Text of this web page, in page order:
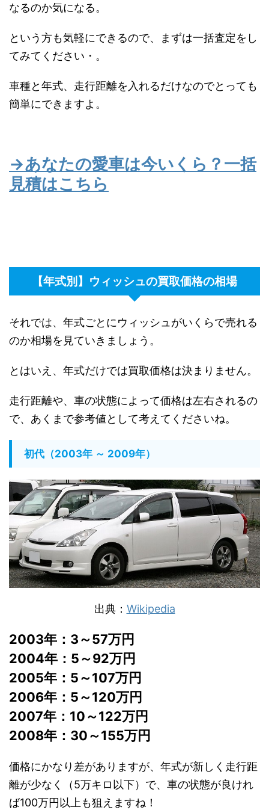
なるのか気になる。
という方も気軽にできるので、まずは一括査定をし
てみてください・。
車種と年式、走行距離を入れるだけなのでとっても
簡単にできますよ。
→あなたの愛車は今いくら？一括
見積はこちら
【年式別】ウィッシュの買取価格の相場
それでは、年式ごとにウィッシュがいくらで売れる
のか相場を見ていきましょう。
とはいえ、年式だけでは買取価格は決まりません。
走行距離や、車の状態によって価格は左右されるの
で、あくまで参考値として考えてくださいね。
初代（2003年 ～ 2009年）
出典： Wikipedia
2003年：3～57万円
2004年：5～92万円
2005年：5～107万円
2006年：5～120万円
2007年：10～122万円
2008年：30～155万円
価格にかなり差がありますが、年式が新しく走行距
離が少なく（5万キロ以下）で、車の状態が良けれ
ば100万円以上も狙えますね！